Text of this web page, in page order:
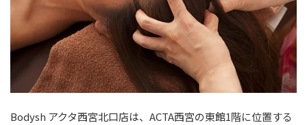
Bodysh アクタ西宮北口店は、ACTA西宮の東館1階に位置する